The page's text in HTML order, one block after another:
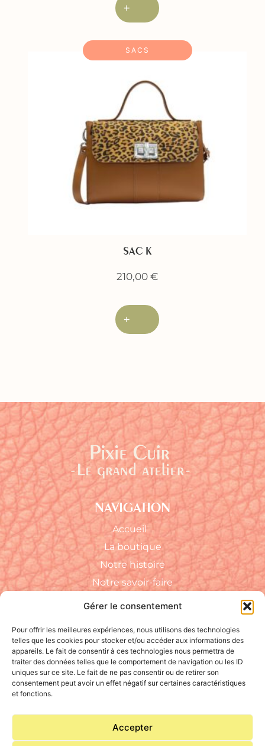
Gérer le consentement
Pour offrir les meilleures expériences, nous utilisons des technologies
telles que les cookies pour stocker et/ou accéder aux informations des
appareils. Le fait de consentir à ces technologies nous permettra de
traiter des données telles que le comportement de navigation ou les ID
uniques sur ce site. Le fait de ne pas consentir ou de retirer son
consentement peut avoir un effet négatif sur certaines caractéristiques
et fonctions.
Accepter
+
SACS
SAC K
210,00€
+
NAVIGATION
Accueil
La boutique
Notre histoire
Notre savoir-faire
RÉSEAUX SOCIAUX